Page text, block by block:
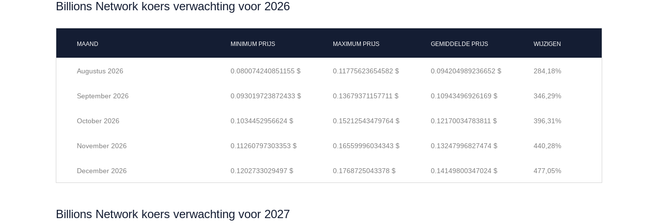
Billions Network koers verwachting voor 2026
MAAND MINIMUM PRIJS MAXIMUM PRIJS GEMIDDELDE PRIJS WIJZIGEN
Augustus 2026 0.080074240851155 $ 0.11775623654582 $ 0.094204989236652 $ 284,18%
September 2026 0.093019723872433 $ 0.13679371157711 $ 0.10943496926169 $ 346,29%
October 2026 0.1034452956624 $ 0.15212543479764 $ 0.12170034783811 $ 396,31%
November 2026 0.11260797303353 $ 0.16559996034343 $ 0.13247996827474 $ 440,28%
December 2026 0.1202733029497 $ 0.1768725043378 $ 0.14149800347024 $ 477,05%
Billions Network koers verwachting voor 2027